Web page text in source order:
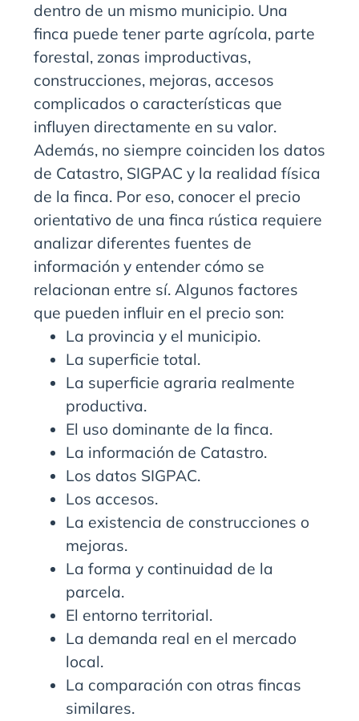
dentro de un mismo municipio. Una
finca puede tener parte agrícola, parte
forestal, zonas improductivas,
construcciones, mejoras, accesos
complicados o características que
influyen directamente en su valor.
Además, no siempre coinciden los datos
de Catastro, SIGPAC y la realidad física
de la finca. Por eso, conocer el precio
orientativo de una finca rústica requiere
analizar diferentes fuentes de
información y entender cómo se
relacionan entre sí. Algunos factores
que pueden influir en el precio son:
La provincia y el municipio.
La superficie total.
La superficie agraria realmente
productiva.
El uso dominante de la finca.
La información de Catastro.
Los datos SIGPAC.
Los accesos.
La existencia de construcciones o
mejoras.
La forma y continuidad de la
parcela.
El entorno territorial.
La demanda real en el mercado
local.
La comparación con otras fincas
similares.